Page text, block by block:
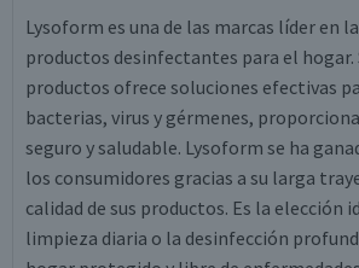
Lysoform es una de las marcas líder en
productos desinfectantes para el hogar.
productos ofrece soluciones efectivas
bacterias, virus y gérmenes,
seguro y saludable. Lysoform se ha
los consumidores gracias a su larga
calidad de sus productos. Es la elección
limpieza diaria o la desinfección